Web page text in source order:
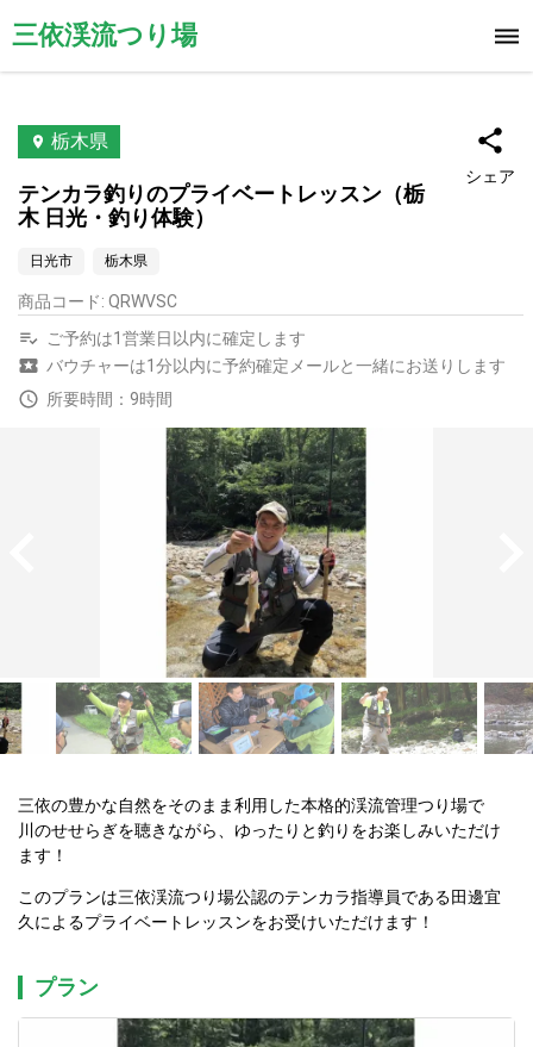
三依渓流つり場
栃木県
テンカラ釣りのプライベートレッスン（栃
木 日光・釣り体験）
シェア
日光市 栃木県
商品コード: QRWVSC
ご予約は1営業日以内に確定します
バウチャーは1分以内に予約確定メールと一緒にお送りします
所要時間：9時間
三依の豊かな自然をそのまま利用した本格的渓流管理つり場で
川のせせらぎを聴きながら、ゆったりと釣りをお楽しみいただけ
ます！
このプランは三依渓流つり場公認のテンカラ指導員である田邊宜
久によるプライベートレッスンをお受けいただけます！
プラン